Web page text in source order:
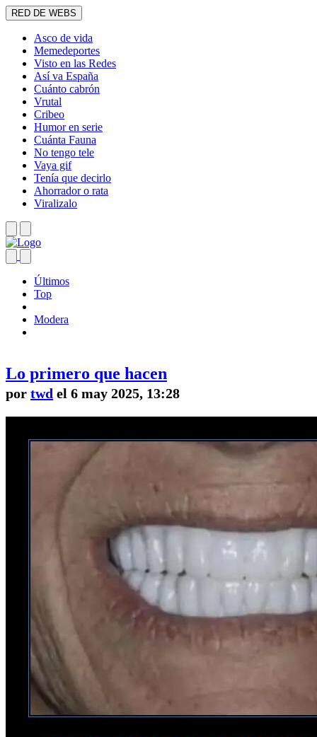
RED DE WEBS
Asco de vida
Memedeportes
Visto en las Redes
Así va España
Cuánto cabrón
Vrutal
Cribeo
Humor en serie
Cuánta Fauna
No tengo tele
Vaya gif
Tenía que decirlo
Ahorrador o rata
Viralizalo
Últimos
Top
Modera
Lo primero que hacen
por twd el 6 may 2025, 13:28